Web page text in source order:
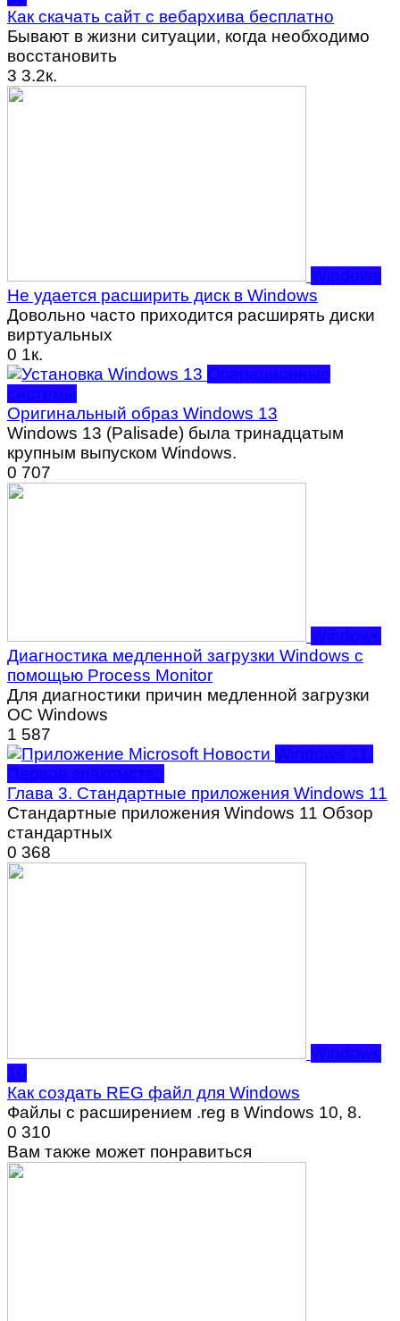
Как скачать сайт с вебархива бесплатно
Бывают в жизни ситуации, когда необходимо
восстановить
3 3.2к.
Windows
Не удается расширить диск в Windows
Довольно часто приходится расширять диски
виртуальных
0 1к.
Операционные
системы
Оригинальный образ Windows 13
Windows 13 (Palisade) была тринадцатым
крупным выпуском Windows.
0 707
Windows
Диагностика медленной загрузки Windows с
помощью Process Monitor
Для диагностики причин медленной загрузки
ОС Windows
1 587
Windows 11.
Первое знакомство
Глава 3. Стандартные приложения Windows 11
Стандартные приложения Windows 11 Обзор
стандартных
0 368
Windows
10
Как создать REG файл для Windows
Файлы с расширением .reg в Windows 10, 8.
0 310
Вам также может понравиться